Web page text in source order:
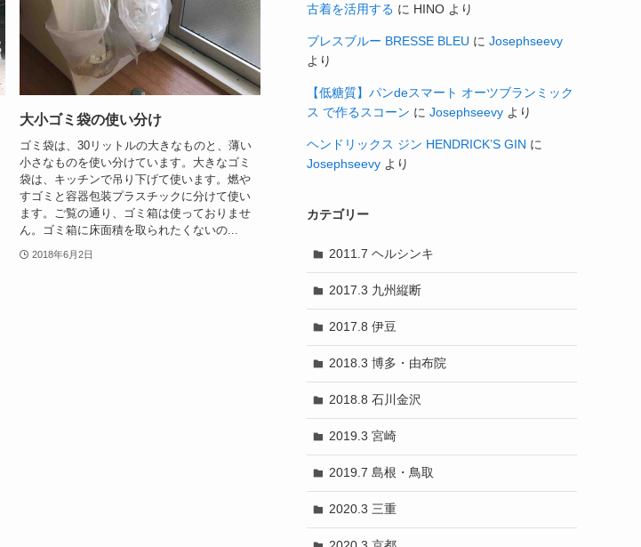
大小ゴミ袋の使い分け
ゴミ袋は、30リットルの大きなものと、薄い
小さなものを使い分けています。大きなゴミ
袋は、キッチンで吊り下げて使います。燃や
すゴミと容器包装プラスチックに分けて使い
ます。ご覧の通り、ゴミ箱は使っておりませ
ん。ゴミ箱に床面積を取られたくないの...
2018年6月2日
古着を活用する に HINO より
ブレスブルー BRESSE BLEU に Josephseevy
より
【低糖質】パンdeスマート オーツブランミック
ス で作るスコーン に Josephseevy より
ヘンドリックス ジン HENDRICK’S GIN に
Josephseevy より
カテゴリー
2011.7 ヘルシンキ
2017.3 九州縦断
2017.8 伊豆
2018.3 博多・由布院
2018.8 石川金沢
2019.3 宮崎
2019.7 島根・鳥取
2020.3 三重